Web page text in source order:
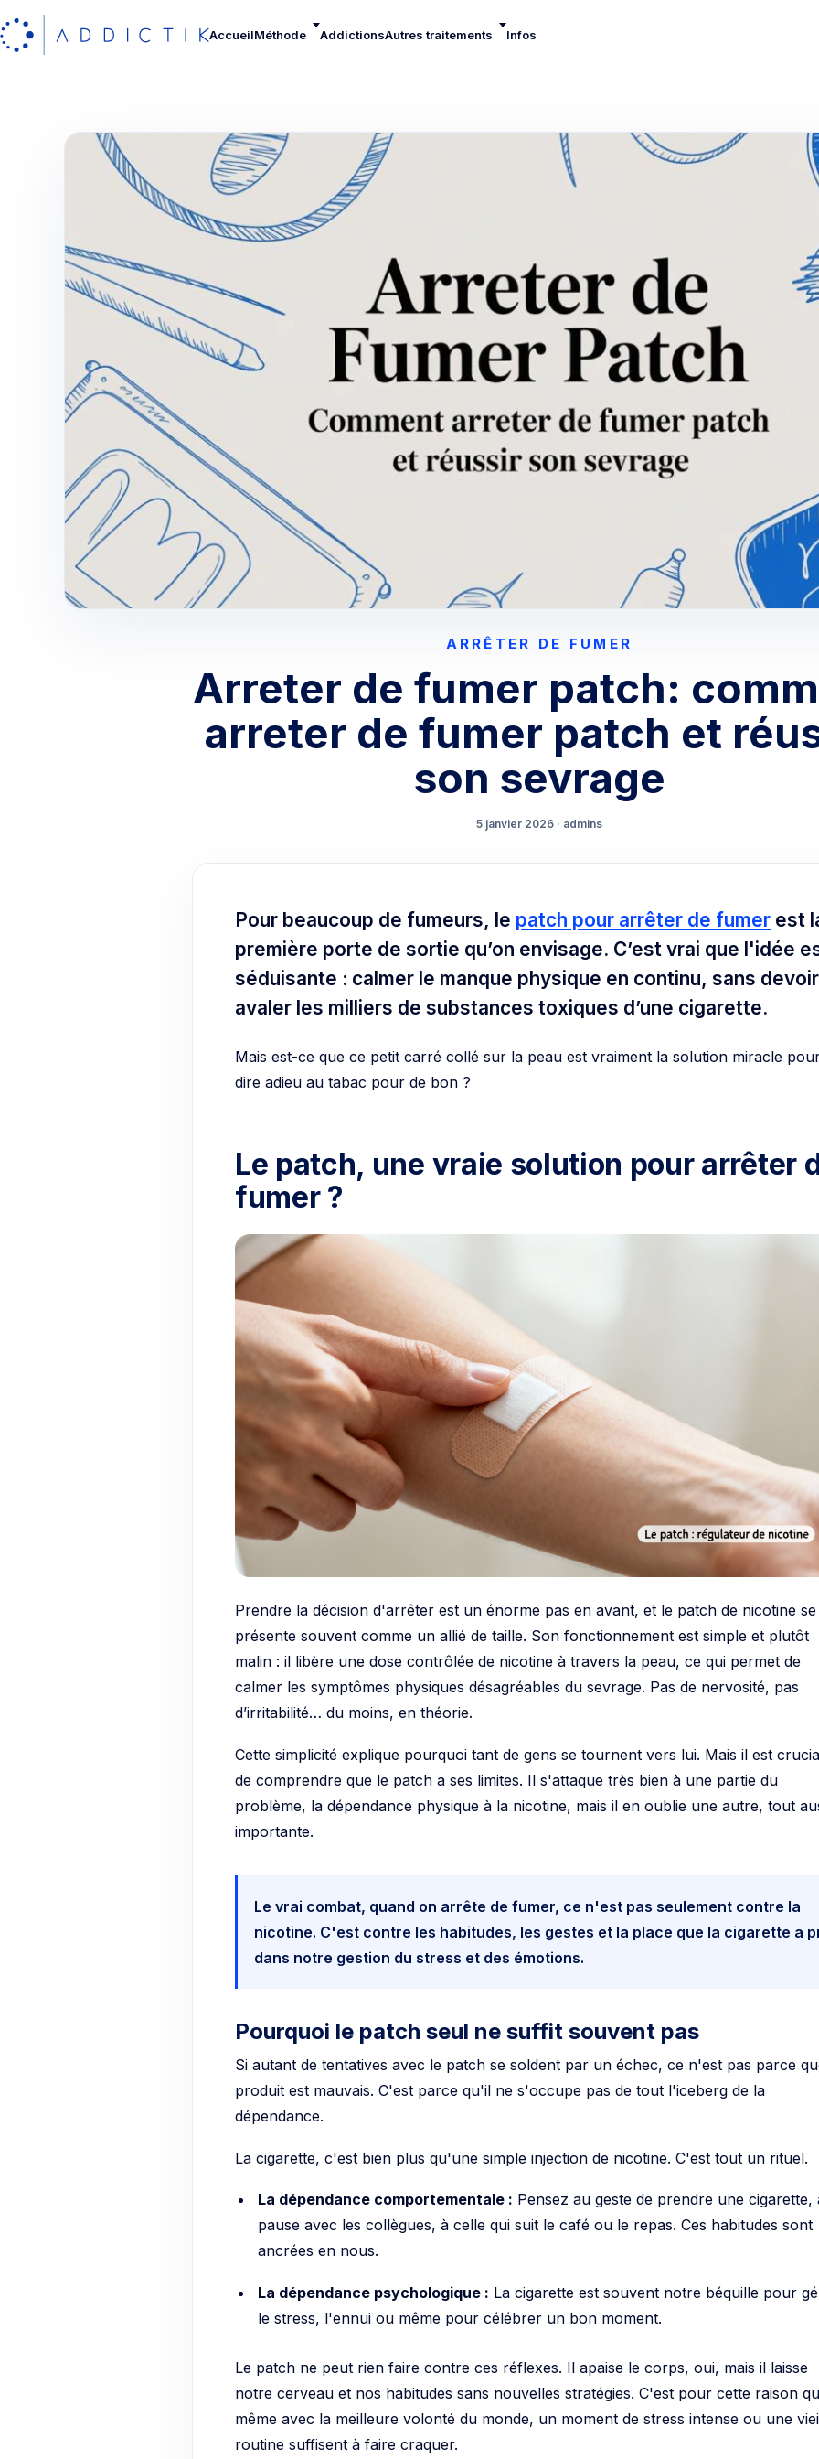
AccueilMéthode AddictionsAutres traitements Infos
ARRÊTER DE FUMER
Arreter de fumer patch:
arreter de fumer patch et
son sevrage
5 janvier 2026 · admins
Pour beaucoup de fumeurs, le patch pour arrêter de fumer est
première porte de sortie qu’on envisage. C’est vrai que l'idée
séduisante : calmer le manque physique en continu, sans devoir
avaler les milliers de substances toxiques d’une cigarette.
Mais est-ce que ce petit carré collé sur la peau est vraiment la solution miracle
dire adieu au tabac pour de bon ?
Le patch, une vraie solution pour arrêter
fumer ?
Prendre la décision d'arrêter est un énorme pas en avant, et le patch de nicotine se
présente souvent comme un allié de taille. Son fonctionnement est simple et plutôt
malin : il libère une dose contrôlée de nicotine à travers la peau, ce qui permet de
calmer les symptômes physiques désagréables du sevrage. Pas de nervosité, pas
d’irritabilité… du moins, en théorie.
Cette simplicité explique pourquoi tant de gens se tournent vers lui. Mais il est
de comprendre que le patch a ses limites. Il s'attaque très bien à une partie du
problème, la dépendance physique à la nicotine, mais il en oublie une autre, tout
importante.
Le vrai combat, quand on arrête de fumer, ce n'est pas seulement contre la
nicotine. C'est contre les habitudes, les gestes et la place que la cigarette a
dans notre gestion du stress et des émotions.
Pourquoi le patch seul ne suffit souvent pas
Si autant de tentatives avec le patch se soldent par un échec, ce n'est pas parce
produit est mauvais. C'est parce qu'il ne s'occupe pas de tout l'iceberg de la
dépendance.
La cigarette, c'est bien plus qu'une simple injection de nicotine. C'est tout un rituel.
La dépendance comportementale : Pensez au geste de prendre une cigarette,
pause avec les collègues, à celle qui suit le café ou le repas. Ces habitudes sont
ancrées en nous.
La dépendance psychologique : La cigarette est souvent notre béquille pour
le stress, l'ennui ou même pour célébrer un bon moment.
Le patch ne peut rien faire contre ces réflexes. Il apaise le corps, oui, mais il laisse
notre cerveau et nos habitudes sans nouvelles stratégies. C'est pour cette raison
même avec la meilleure volonté du monde, un moment de stress intense ou une
routine suffisent à faire craquer.